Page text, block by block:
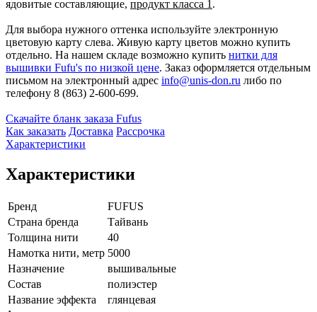
ядовитые составляющие, продукт класса 1 .
Для выбора нужного оттенка используйте электронную
цветовую карту слева. Живую карту цветов можно купить
отдельно. На нашем складе возможно купить нитки для
вышивки Fufu's по низкой цене. Заказ оформляется отдельным
письмом на электронный адрес info@unis-don.ru либо по
телефону 8 (863) 2-600-699.
Cкачайте бланк заказа Fufus
Как заказать Доставка Рассрочка
Характеристики
Характеристики
Бренд
FUFUS
Страна бренда
Тайвань
Толщина нити
40
Намотка нити, метр 5000
Назначение
вышивальные
Состав
полиэстер
Название эффекта
глянцевая